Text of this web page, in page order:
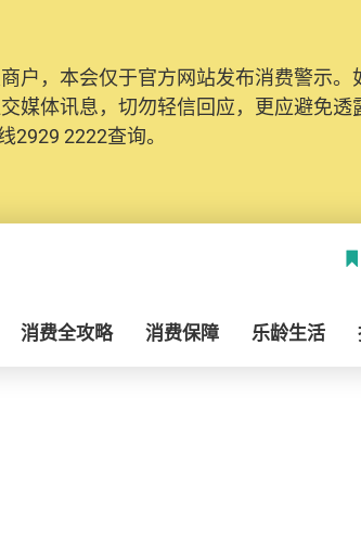
户，本会仅于官方网站发布消费警示
媒体讯息，切勿轻信回应，更应避免
2929 2222查询。
消费全攻略 消费保障 乐龄生活